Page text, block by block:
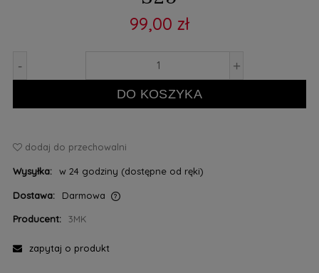
99,00 zł
- +
DO KOSZYKA
dodaj do przechowalni
Wysyłka: w 24 godziny (dostępne od ręki)
Dostawa:
Darmowa
Producent:
3MK
zapytaj o produkt